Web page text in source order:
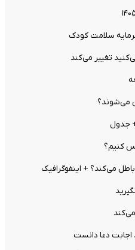
سلامت کودک
تغییر می‌کند
می‌شوند؟
جدول
کنیم؟
می‌کند؟ + اینفوگرافیک
اجابت دعا دانست